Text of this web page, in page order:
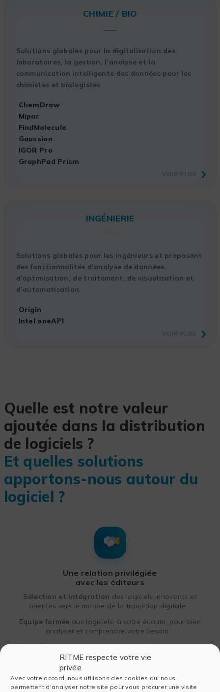
RITME respecte votre vie
privée
Avec votre accord, nous utilisons des cookies qui nous
permettent d'analyser notre site pour vous procurer une visite
CHIMIE / BIO
Solutions globales pour la digitalisation des
laboratoires, la gestion, l’analyse et la
communication intelligente des données pour les
chimistes et biologistes
ChemDraw
Mipar
FindMolecule
Gaussian
IGOR Pro
GraphPad Prism
INGÉNIERIE
Solutions globales pour les ingénieurs et proposant
des fonctionnalités d’analyse de données,
d’optimisation, de traitement, de visualisation et
d’automatisation.
Origin
Intel oneAPI
Quelle est notre valeur
ajoutée dans la distribution
de logiciels ?
Et quelles solutions
apportons-nous autour du
logiciel ?
Une relation privilégiée
avec les éditeurs
Sélection et intégration des logiciels innovants et
orientés vers le monde de la transition digitale.
Equipe formée aux logiciels, à votre écoute, pour bien
analyser et comprendre votre besoin.
Conseiletaccompagnementdans le choix du logiciel
et du type de licence répondant à vos exigences.